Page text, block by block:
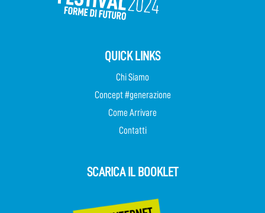
QUICK LINKS
Chi Siamo
Concept #generazione
Come Arrivare
Contatti
SCARICA IL BOOKLET